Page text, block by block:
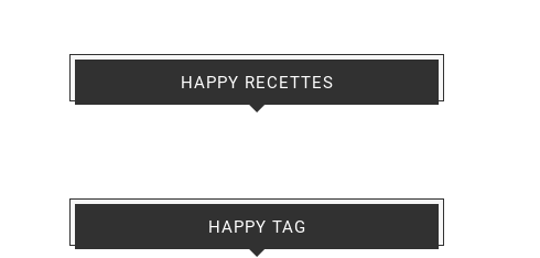
HAPPY RECETTES
HAPPY TAG